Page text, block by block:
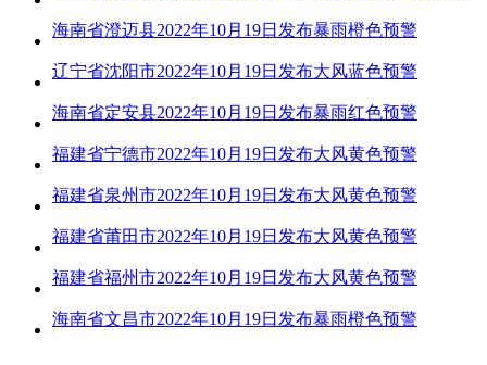
海南省澄迈县2022年10月19日发布暴雨橙色预警
辽宁省沈阳市2022年10月19日发布大风蓝色预警
海南省定安县2022年10月19日发布暴雨红色预警
福建省宁德市2022年10月19日发布大风黄色预警
福建省泉州市2022年10月19日发布大风黄色预警
福建省莆田市2022年10月19日发布大风黄色预警
福建省福州市2022年10月19日发布大风黄色预警
海南省文昌市2022年10月19日发布暴雨橙色预警